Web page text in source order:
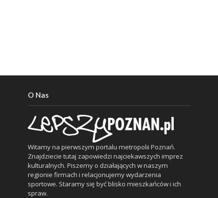
O Nas
Witamy na pierwszym portalu metropolii Poznań.
Znajdziecie tutaj zapowiedzi najciekawszych imprez
kulturalnych. Piszemy o działających w naszym
regionie firmach i relacjonujemy wydarzenia
sportowe. Staramy się być blisko mieszkańców i ich
spraw.